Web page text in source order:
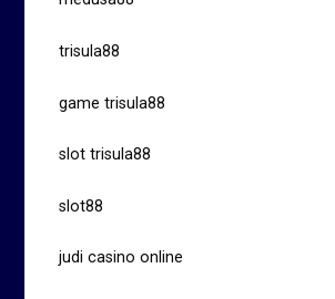
trisula88
game trisula88
slot trisula88
slot88
judi casino online